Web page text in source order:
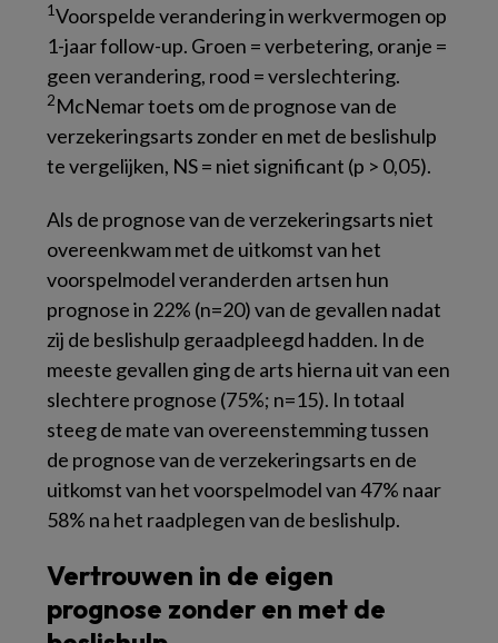
1Voorspelde verandering in werkvermogen op
1-jaar follow-up. Groen = verbetering, oranje =
geen verandering, rood = verslechtering.
2McNemar toets om de prognose van de
verzekeringsarts zonder en met de beslishulp
te vergelijken, NS = niet significant (p > 0,05).
Als de prognose van de verzekeringsarts niet
overeenkwam met de uitkomst van het
voorspelmodel veranderden artsen hun
prognose in 22% (n=20) van de gevallen nadat
zij de beslishulp geraadpleegd hadden. In de
meeste gevallen ging de arts hierna uit van een
slechtere prognose (75%; n=15). In totaal
steeg de mate van overeenstemming tussen
de prognose van de verzekeringsarts en de
uitkomst van het voorspelmodel van 47% naar
58% na het raadplegen van de beslishulp.
Vertrouwen in de eigen
prognose zonder en met de